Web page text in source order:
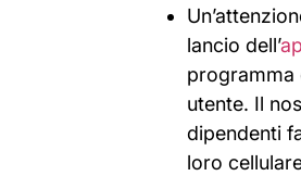
lancio dell’
programma
utente. Il
dipendenti
loro